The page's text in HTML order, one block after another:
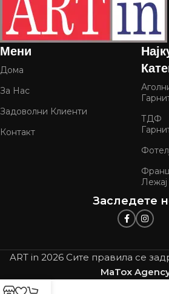
Мени
Дома
За Нас
Задоволни Клиенти
Контакт
ТДФ
Лежај
Заследете
ART in 2026 Сите правила се
MaTox